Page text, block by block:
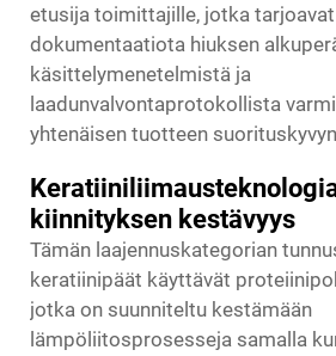
etusija toimittajille, jotka
dokumentaatiota hiuksen
käsittelymenetelmistä ja
laadunvalvontaprotokollista
yhtenäisen tuotteen
kiinnityksen kestävyys
Tämän laajennuskategorian
keratiinipäät käyttävät
jotka on suunniteltu kestämään
lämpöliitosprosesseja samalla